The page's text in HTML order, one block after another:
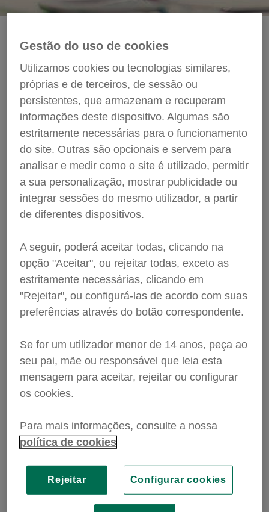
Blog
Nesta área vai poder encontrar reflexões sobre os
mais variados temas, relacionados com a
atualidade, com o luto, entre outros. Para este
efeito convidamos psicólogos e formadores
Servilusa para partilharem aqui os seus textos e as
suas visões.
Se o desejar participe também, envie o seu texto
paraservilusa@servilusa.pt
eventualmente vir a ser publicado nesta página.
BLOG
Amizade
para juntar os amigos. Para tornar este
dia ainda mais especial convidamos
todos os amigos a desfrutar da
cartas.
Gestão do uso de cookies
Utilizamos cookies ou tecnologias similares,
próprias e de terceiros, de sessão ou
persistentes, que armazenam e recuperam
informações deste dispositivo. Algumas são
estritamente necessárias para o funcionamento
do site. Outras são opcionais e servem para
analisar e medir como o site é utilizado, permitir
a sua personalização, mostrar publicidade ou
integrar sessões do mesmo utilizador, a partir
de diferentes dispositivos.
A seguir, poderá aceitar todas, clicando na
opção "Aceitar", ou rejeitar todas, exceto as
estritamente necessárias, clicando em
"Rejeitar", ou configurá-las de acordo com suas
preferências através do botão correspondente.
Se for um utilizador menor de 14 anos, peça ao
seu pai, mãe ou responsável que leia esta
mensagem para aceitar, rejeitar ou configurar
os cookies.
Para mais informações, consulte a nossa
política de cookies
Configurar cookies
Rejeitar